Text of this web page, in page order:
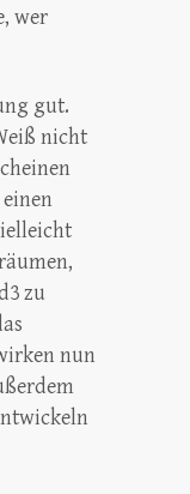
wer
gut.
nicht
zu
nun